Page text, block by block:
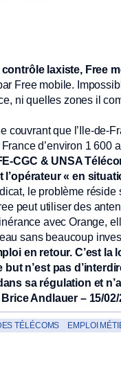
laxiste, Free
Free mobile.
ni quelles zones il
couvrant que l’Ile-de-
d’environ 1 600
CGC & UNSA
« en
le problème réside
peut utiliser des
avec Orange,
sans beaucoup
en retour. C’est la
n’est pas
sa régulation et
Andlauer – 15/02/
TÉLÉCOMS EMPLOI